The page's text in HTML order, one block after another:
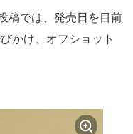
稿では、発売日を目前
かけ、オフショット